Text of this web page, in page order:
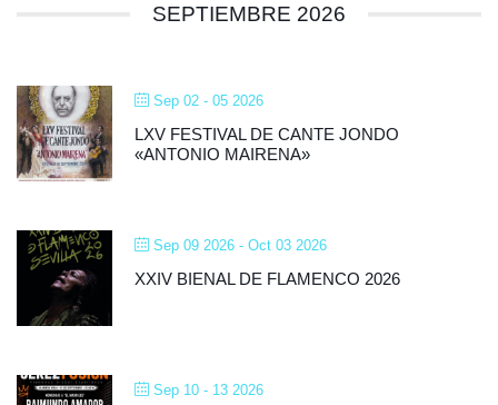
SEPTIEMBRE 2026
Sep 02 - 05 2026
LXV FESTIVAL DE CANTE JONDO
«ANTONIO MAIRENA»
Sep 09 2026 - Oct 03 2026
XXIV BIENAL DE FLAMENCO 2026
Sep 10 - 13 2026